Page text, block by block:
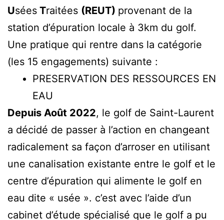
Usées Traitées (REUT) provenant de la
station d’épuration locale à 3km du golf.
Une pratique qui rentre dans la catégorie
(les 15 engagements) suivante :
PRESERVATION DES RESSOURCES EN
EAU
Depuis Août 2022, le golf de Saint-Laurent
a décidé de passer à l’action en changeant
radicalement sa façon d’arroser en utilisant
une canalisation existante entre le golf et le
centre d’épuration qui alimente le golf en
eau dite « usée ». c’est avec l’aide d’un
cabinet d’étude spécialisé que le golf a pu